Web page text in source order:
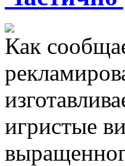
Как
игристые